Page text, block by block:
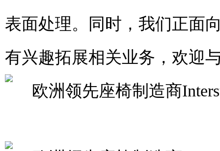
表面处理。同时，我们正面
有兴趣拓展相关业务，欢迎